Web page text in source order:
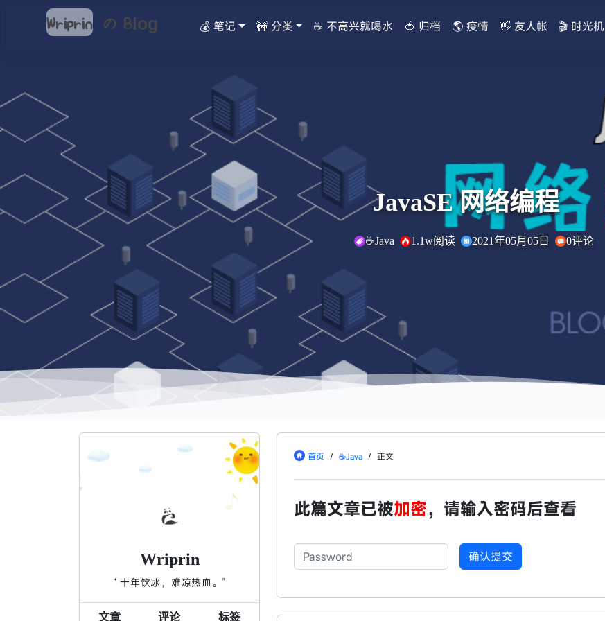
Wriprin の Blog 💰 笔记 🚧 分类 ☕ 不高兴就喝水 🍅 归档 🌎 疫情 👋 友人帐 🎬 时光机
JavaSE 网络编程
☕Java 1.1w阅读 2021年05月05日 0评论
Wriprin
“ 十年饮冰，难凉热血。”
文章 评论 标签
首页 / ☕Java / 正文
此篇文章已被加密，请输入密码后查看
密码 确认提交